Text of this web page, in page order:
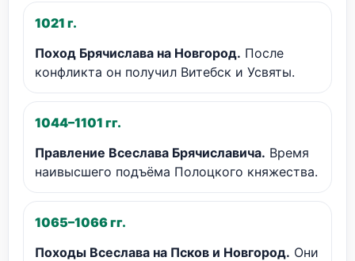
1021 г.
Поход Брячислава на Новгород. После
конфликта он получил Витебск и Усвяты.
1044–1101 гг.
Правление Всеслава Брячиславича. Время
наивысшего подъёма Полоцкого княжества.
1065–1066 гг.
Походы Всеслава на Псков и Новгород. Они